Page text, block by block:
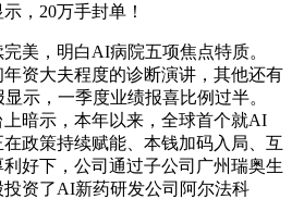
，20万手封单！
，明白AI病院五项焦点特质。
资大夫程度的诊断演讲，其他还有
示，一季度业绩报喜比例过半。
暗示，本年以来，全球首个就AI
政策持续赋能、本钱加码入局、互
好下，公司通过子公司广州瑞奥生
资了AI新药研发公司阿尔法科